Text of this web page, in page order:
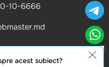
10-6666
acest subiect?